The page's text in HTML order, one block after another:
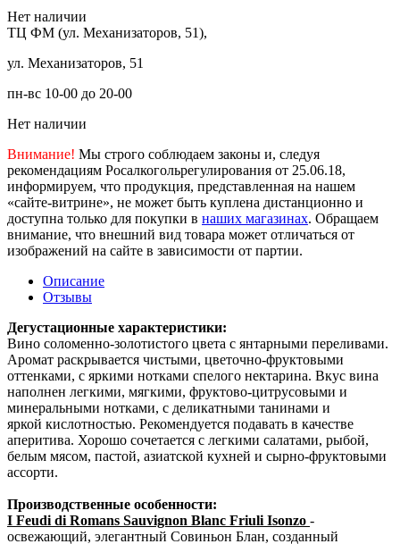
Нет наличии
ТЦ ФМ (ул. Механизаторов, 51),
ул. Механизаторов, 51
пн-вс 10-00 до 20-00
Нет наличии
Внимание! Мы строго соблюдаем законы и, следуя
рекомендациям Росалкогольрегулирования от 25.06.18,
информируем, что продукция, представленная на нашем
«сайте-витрине», не может быть куплена дистанционно и
доступна только для покупки в наших магазинах. Обращаем
внимание, что внешний вид товара может отличаться от
изображений на сайте в зависимости от партии.
Описание
Отзывы
Дегустационные характеристики:
Вино соломенно-золотистого цвета с янтарными переливами.
Аромат раскрывается чистыми, цветочно-фруктовыми
оттенками, с яркими нотками спелого нектарина. Вкус вина
наполнен легкими, мягкими, фруктово-цитрусовыми и
минеральными нотками, с деликатными танинами и
яркой кислотностью. Рекомендуется подавать в качестве
аперитива. Хорошо сочетается с легкими салатами, рыбой,
белым мясом, пастой, азиатской кухней и сырно-фруктовыми
ассорти.
Производственные особенности:
I Feudi di Romans Sauvignon Blanc Friuli Isonzo -
освежающий, элегантный Совиньон Блан, созданный